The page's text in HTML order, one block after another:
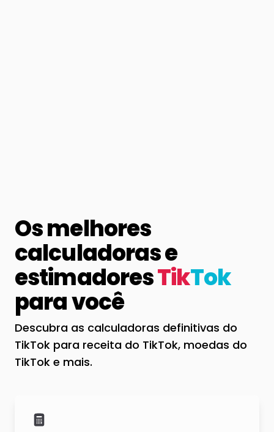
Os melhores
calculadoras e
estimadoresTikTok
para você
Descubra as calculadoras definitivas do
TikTok para receita do TikTok, moedas do
TikTok e mais.